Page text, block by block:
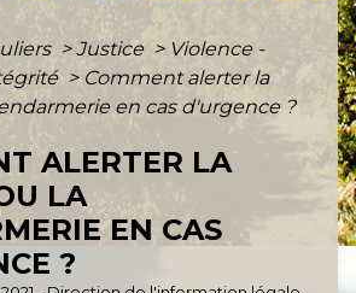
> Justice > Violence -
> Comment alerter la
en cas d'urgence ?
ALERTER LA
LA
EN CAS
?